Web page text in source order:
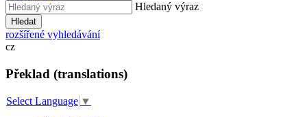
Hledaný výraz
Hledat
rozšířené vyhledávání
cz
Překlad (translations)
Select Language ▼